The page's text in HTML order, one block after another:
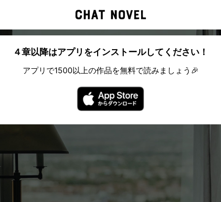
４章以降はアプリをインストールしてください！
アプリで1500以上の作品を無料で読みましょう🎉